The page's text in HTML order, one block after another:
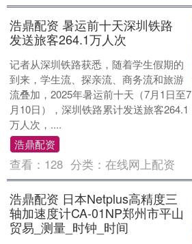
浩鼎配资 暑运前十天深圳铁路
发送旅客264.1万人次
记者从深圳铁路获悉，随着学生假期的
到来，学生流、探亲流、商务流和旅游
流叠加，2025年暑运前十天（7月1日至7
月10日），深圳铁路累计发送旅客264.1
万人次，....
浩鼎配资
查看： 128 分类：在线网上配资
浩鼎配资 日本Netplus高精度三
轴加速度计CA-01NP郑州市平山
贸易_测量_时钟_时间